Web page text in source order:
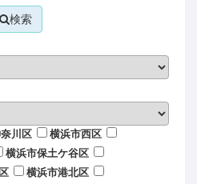
検索
川区
横浜市西区
横浜市保土ケ谷区
横浜市港北区